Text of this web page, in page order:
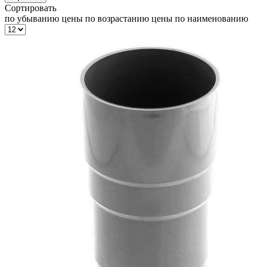
Сортировать
по убыванию цены по возрастанию цены по наименованию